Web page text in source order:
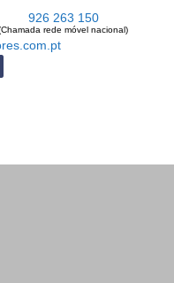
926 263 150
rede móvel nacional)